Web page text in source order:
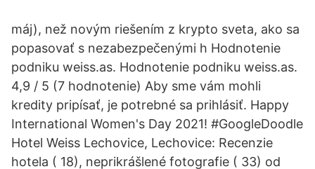
máj), než novým riešením z krypto sveta, ako sa
popasovať s nezabezpečenými h Hodnotenie
podniku weiss.as. Hodnotenie podniku weiss.as.
4,9 / 5 (7 hodnotenie) Aby sme vám mohli
kredity pripísať, je potrebné sa prihlásiť. Happy
International Women's Day 2021! #GoogleDoodle
Hotel Weiss Lechovice, Lechovice: Recenzie
hotela ( 18), neprikrášlené fotografie ( 33) od